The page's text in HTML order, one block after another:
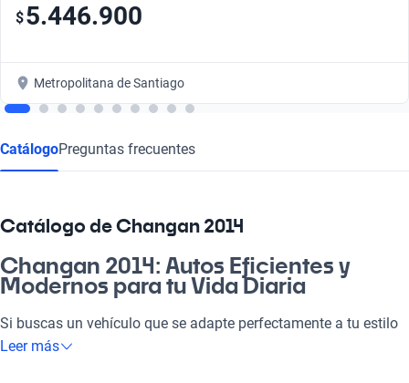
$5.446.900
Metropolitana de Santiago
CatálogoPreguntas frecuentes
Catálogo de Changan 2014
Changan 2014: Autos Eficientes y
Modernos para tu Vida Diaria
Si buscas un vehículo que se adapte perfectamente a tu estilo
de vida, el Changan 2014 es la elección ideal. Este auto no solo
Leer más